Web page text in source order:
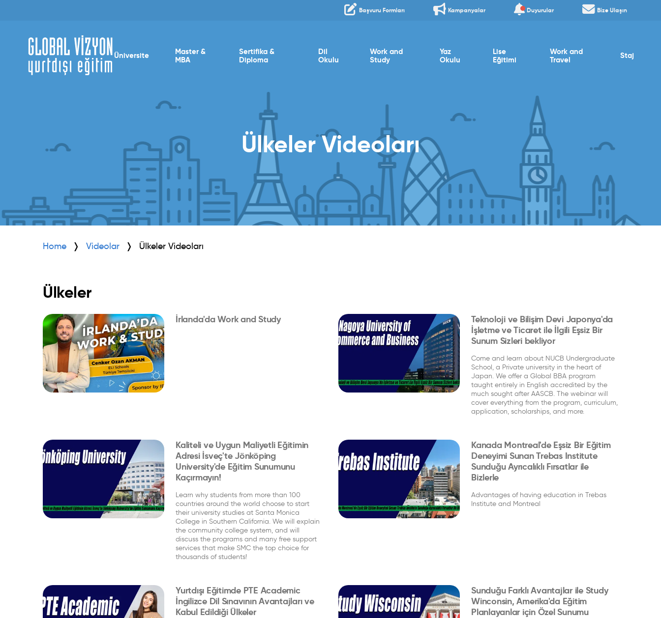
Bize Ulaşın
Duyurular
Kampanyalar
Başvuru Formları
Üniversite
Master &
MBA
Sertifika &
Diploma
Dil
Okulu
Work and
Study
Yaz
Okulu
Lise
Eğitimi
Work and
Travel
Staj
Ülkeler Videoları
Home Videolar Ülkeler Videoları
Ülkeler
İrlanda'da Work and Study
Teknoloji ve Bilişim Devi Japonya'da
İşletme ve Ticaret ile İlgili Eşsiz Bir
Sunum Sizleri bekliyor
Come and learn about NUCB Undergraduate
School, a Private university in the heart of
Japan. We offer a Global BBA program
taught entirely in English accredited by the
much sought after AASCB. The webinar will
cover everything from the program, curriculum,
application, scholarships, and more.
Kaliteli ve Uygun Maliyetli Eğitimin
Adresi İsveç'te Jönköping
University'de Eğitim Sunumunu
Kaçırmayın!
Learn why students from more than 100
countries around the world choose to start
their university studies at Santa Monica
College in Southern California. We will explain
the community college system, and will
discuss the programs and many free support
services that make SMC the top choice for
thousands of students!
Kanada Montreal'de Eşsiz Bir Eğitim
Deneyimi Sunan Trebas Institute
Sunduğu Ayrıcalıklı Fırsatlar ile
Bizlerle
Advantages of having education in Trebas
Institute and Montreal
Yurtdışı Eğitimde PTE Academic
İngilizce Dil Sınavının Avantajları ve
Kabul Edildiği Ülkeler
Sunduğu Farklı Avantajlar ile Study
Winconsin, Amerika'da Eğitim
Planlayanlar için Özel Sunumu